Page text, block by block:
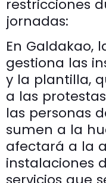
restricciones
jornadas:
En Galdakao,
gestiona las
y la plantilla,
a las
las personas
sumen a la
afectará a la
instalaciones